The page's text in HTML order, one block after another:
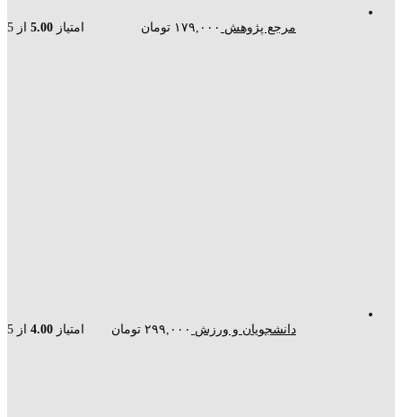
مرجع پژوهش امتیاز 5.00 از 5 ۱۷۹,۰۰۰ تومان
دانشجویان و ورزش امتیاز 4.00 از 5 ۲۹۹,۰۰۰ تومان